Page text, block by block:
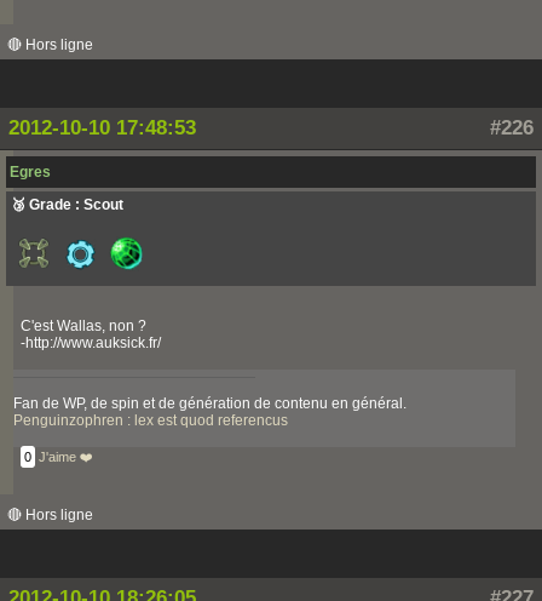
🔴 Hors ligne
#226
2012-10-10 17:48:53
Egres
🥉 Grade : Scout
C'est Wallas, non ?
-http://www.auksick.fr/
Fan de WP, de spin et de génération de contenu en général.
Penguinzophren : lex est quod referencus
0 J'aime ❤️
🔴 Hors ligne